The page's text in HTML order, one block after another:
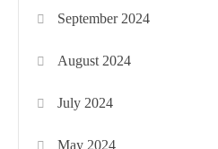
September 2024
August 2024
July 2024
May 2024